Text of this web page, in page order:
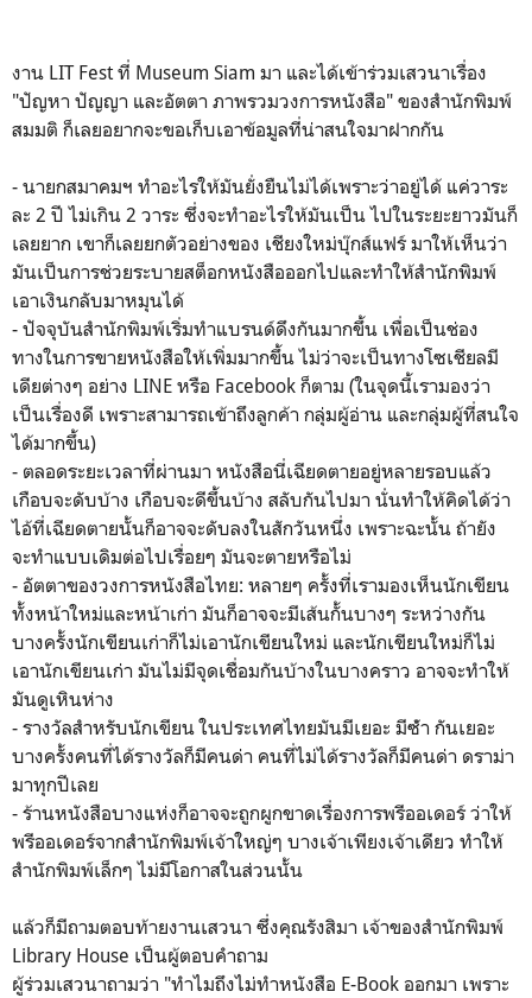
งาน LIT Fest ที่ Museum Siam มา และได้เข้าร่วมเสวนาเรื่อง
"ปัญหา ปัญญา และอัตตา ภาพรวมวงการหนังสือ" ของสำนักพิมพ์
สมมติ ก็เลยอยากจะขอเก็บเอาข้อมูลที่น่าสนใจมาฝากกัน
- นายกสมาคมฯ ทําอะไรให้มันยั่งยืนไม่ได้เพราะว่าอยู่ได้ แค่วาระ
ละ 2 ปี ไม่เกิน 2 วาระ ซึ่งจะทําอะไรให้มันเป็น ไปในระยะยาวมันก็
เลยยาก เขาก็เลยยกตัวอย่างของ เชียงใหม่บุ๊กส์แฟร์ มาให้เห็นว่า
มันเป็นการช่วยระบายสต็อกหนังสือออกไปและทำให้สํานักพิมพ์
เอาเงินกลับมาหมุนได้
- ปัจจุบันสํานักพิมพ์เริ่มทําแบรนด์ดึงกันมากขึ้น เพื่อเป็นช่อง
ทางในการขายหนังสือให้เพิ่มมากขึ้น ไม่ว่าจะเป็นทางโซเชียลมี
เดียต่างๆ อย่าง LINE หรือ Facebook ก็ตาม (ในจุดนี้เรามองว่า
เป็นเรื่องดี เพราะสามารถเข้าถึงลูกค้า กลุ่มผู้อ่าน และกลุ่มผู้ที่สนใจ
ได้มากขึ้น)
- ตลอดระยะเวลาที่ผ่านมา หนังสือนี่เฉียดตายอยู่หลายรอบแล้ว
เกือบจะดับบ้าง เกือบจะดีขึ้นบ้าง สลับกันไปมา นั่นทําให้คิดได้ว่า
ไอ้ที่เฉียดตายนั้นก็อาจจะดับลงในสักวันหนึ่ง เพราะฉะนั้น ถ้ายัง
จะทําแบบเดิมต่อไปเรื่อยๆ มันจะตายหรือไม่
- อัตตาของวงการหนังสือไทย: หลายๆ ครั้งที่เรามองเห็นนักเขียน
ทั้งหน้าใหม่และหน้าเก่า มันก็อาจจะมีเส้นกั้นบางๆ ระหว่างกัน
บางครั้งนักเขียนเก่าก็ไม่เอานักเขียนใหม่ และนักเขียนใหม่ก็ไม่
เอานักเขียนเก่า มันไม่มีจุดเชื่อมกันบ้างในบางคราว อาจจะทําให้
มันดูเหินห่าง
- รางวัลสําหรับนักเขียน ในประเทศไทยมันมีเยอะ มีซ้ํา กันเยอะ
บางครั้งคนที่ได้รางวัลก็มีคนด่า คนที่ไม่ได้รางวัลก็มีคนด่า ดราม่า
มาทุกปีเลย
- ร้านหนังสือบางแห่งก็อาจจะถูกผูกขาดเรื่องการพรีออเดอร์ ว่าให้
พรีออเดอร์จากสํานักพิมพ์เจ้าใหญ่ๆ บางเจ้าเพียงเจ้าเดียว ทําให้
สํานักพิมพ์เล็กๆ ไม่มีโอกาสในส่วนนั้น
แล้วก็มีถามตอบท้ายงานเสวนา ซึ่งคุณรังสิมา เจ้าของสํานักพิมพ์
Library House เป็นผู้ตอบคําถาม
ผู้ร่วมเสวนาถามว่า "ทําไมถึงไม่ทําหนังสือ E-Book ออกมา เพราะ